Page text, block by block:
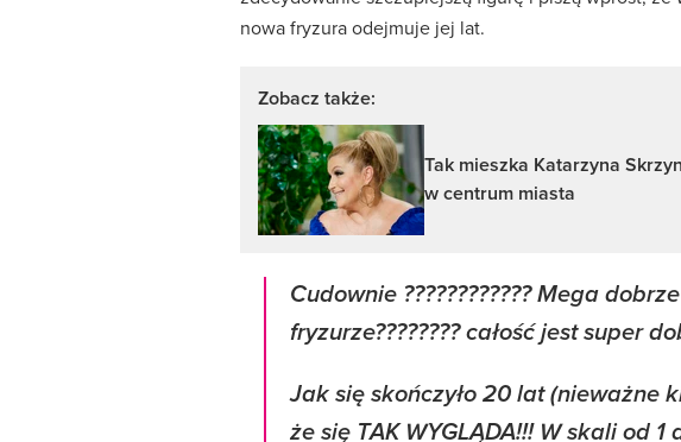
nowa fryzura odejmuje jej lat.
Zobacz także:
Tak mieszka Katarzyna
w centrum miasta
Cudownie ???????????? Mega
fryzurze???????? całość jest super
Jak się skończyło 20 lat (nieważne
że się TAK WYGLĄDA!!! W skali od 1